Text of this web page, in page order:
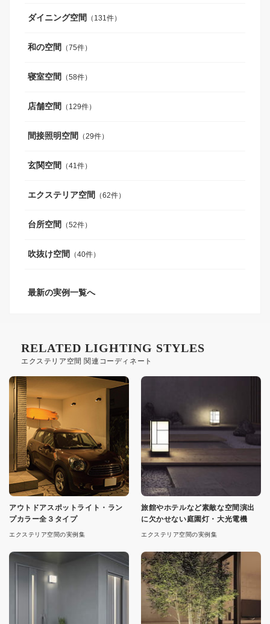
ダイニング空間 （131件）
和の空間 （75件）
寝室空間 （58件）
店舗空間 （129件）
間接照明空間 （29件）
玄関空間 （41件）
エクステリア空間 （62件）
台所空間 （52件）
吹抜け空間 （40件）
最新の実例一覧へ
エクステリア空間 関連コーディネート
RELATED LIGHTING STYLES
アウトドアスポットライト・ラン
プカラー全３タイプ
エクステリア空間の実例集
旅館やホテルなど素敵な空間演出
に欠かせない庭園灯・大光電機
エクステリア空間の実例集